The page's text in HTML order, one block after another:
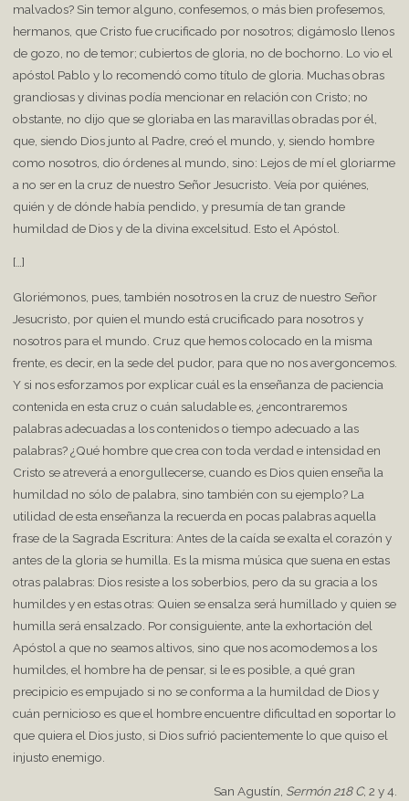
malvados? Sin temor alguno, confesemos, o más bien profesemos,
hermanos, que Cristo fue crucificado por nosotros; digámoslo llenos
de gozo, no de temor; cubiertos de gloria, no de bochorno. Lo vio el
apóstol Pablo y lo recomendó como título de gloria. Muchas obras
grandiosas y divinas podía mencionar en relación con Cristo; no
obstante, no dijo que se gloriaba en las maravillas obradas por él,
que, siendo Dios junto al Padre, creó el mundo, y, siendo hombre
como nosotros, dio órdenes al mundo, sino: Lejos de mí el gloriarme
a no ser en la cruz de nuestro Señor Jesucristo. Veía por quiénes,
quién y de dónde había pendido, y presumía de tan grande
humildad de Dios y de la divina excelsitud. Esto el Apóstol.
[…]
Gloriémonos, pues, también nosotros en la cruz de nuestro Señor
Jesucristo, por quien el mundo está crucificado para nosotros y
nosotros para el mundo. Cruz que hemos colocado en la misma
frente, es decir, en la sede del pudor, para que no nos avergoncemos.
Y si nos esforzamos por explicar cuál es la enseñanza de paciencia
contenida en esta cruz o cuán saludable es, ¿encontraremos
palabras adecuadas a los contenidos o tiempo adecuado a las
palabras? ¿Qué hombre que crea con toda verdad e intensidad en
Cristo se atreverá a enorgullecerse, cuando es Dios quien enseña la
humildad no sólo de palabra, sino también con su ejemplo? La
utilidad de esta enseñanza la recuerda en pocas palabras aquella
frase de la Sagrada Escritura: Antes de la caída se exalta el corazón y
antes de la gloria se humilla. Es la misma música que suena en estas
otras palabras: Dios resiste a los soberbios, pero da su gracia a los
humildes y en estas otras: Quien se ensalza será humillado y quien se
humilla será ensalzado. Por consiguiente, ante la exhortación del
Apóstol a que no seamos altivos, sino que nos acomodemos a los
humildes, el hombre ha de pensar, si le es posible, a qué gran
precipicio es empujado si no se conforma a la humildad de Dios y
cuán pernicioso es que el hombre encuentre dificultad en soportar lo
que quiera el Dios justo, si Dios sufrió pacientemente lo que quiso el
injusto enemigo.
San Agustín, Sermón 218 C, 2 y 4.